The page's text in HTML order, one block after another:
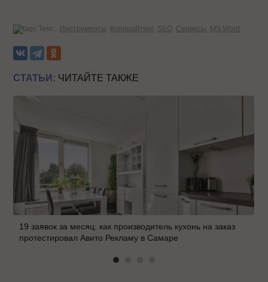
Теги: Инструменты Копирайтинг SEO Сервисы MS Word
СТАТЬИ: ЧИТАЙТЕ ТАКЖЕ
19 заявок за месяц: как производитель кухонь на заказ
протестировал Авито Рекламу в Самаре